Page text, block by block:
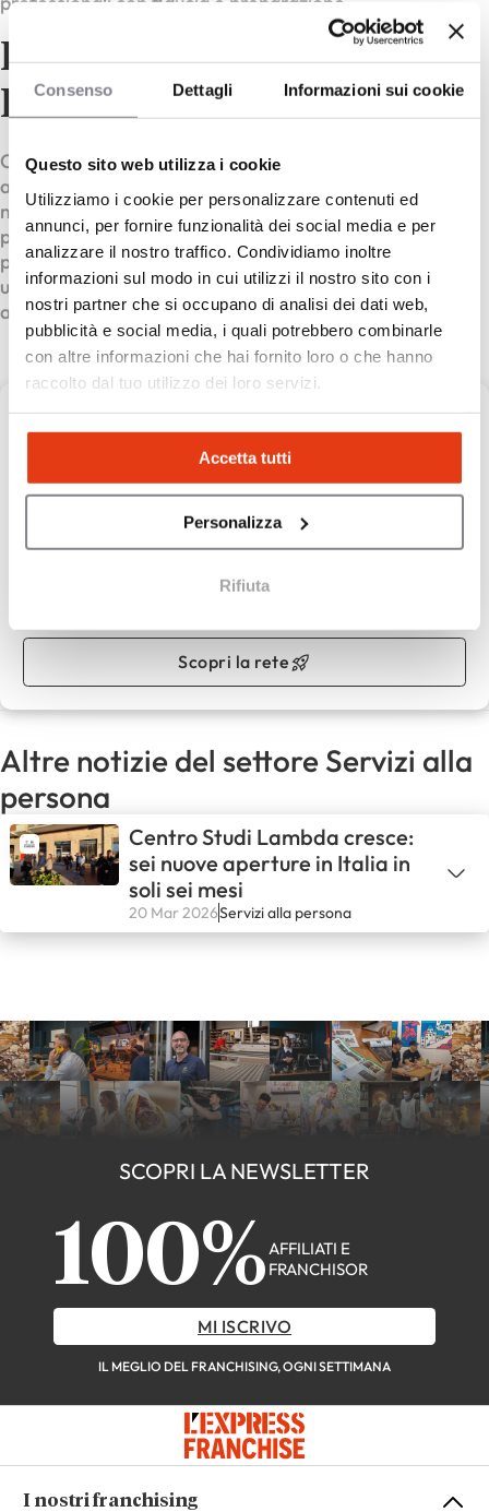
Consenso Dettagli Informazioni sui cookie
Questo sito web utilizza i cookie
Utilizziamo i cookie per personalizzare contenuti ed
annunci, per fornire funzionalità dei social media e per
analizzare il nostro traffico. Condividiamo inoltre
informazioni sul modo in cui utilizzi il nostro sito con i
nostri partner che si occupano di analisi dei dati web,
pubblicità e social media, i quali potrebbero combinarle
con altre informazioni che hai fornito loro o che hanno
raccolto dal tuo utilizzo dei loro servizi.
Accetta tutti
Personalizza
Rifiuta
Franchising Centro Studi
Lambda
Centro Studi Lambda è un marchio dedicato
all’educazione innovativa, specializzato nel fornire
metodologie didattiche efficaci per potenziare il
percorso di studio degli studenti. Con i metodi
proprietari FOCUS ed Eagle, è impegnato a formare
una nuova generazione di professionisti pronti ad
affrontare le sfide del futuro.
Centro Studi Lambda
Centro Studi Lambda,
Non esistono studenti stupidi, esistono studenti senza
strumenti
Scopri la rete
Altre notizie del settore Servizi alla
persona
Centro Studi Lambda cresce:
sei nuove aperture in Italia in
soli sei mesi
20 Mar 2026Servizi alla persona
SCOPRI LA NEWSLETTER
100% AFFILIATI E
FRANCHISOR
MI ISCRIVO
IL MEGLIO DEL FRANCHISING, OGNI SETTIMANA
I nostri franchising